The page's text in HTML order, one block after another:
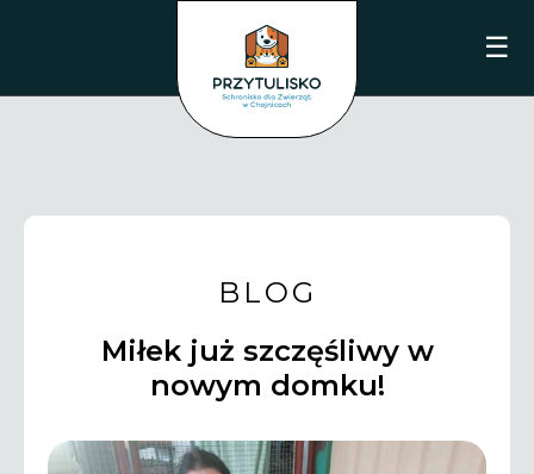
☰
BLOG
Miłek już szczęśliwy w
nowym domku!